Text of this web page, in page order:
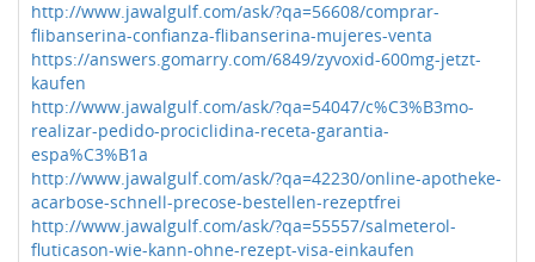
http://www.jawalgulf.com/ask/?qa=56608/comprar-
flibanserina-confianza-flibanserina-mujeres-venta
https://answers.gomarry.com/6849/zyvoxid-600mg-jetzt-
kaufen
http://www.jawalgulf.com/ask/?qa=54047/c%C3%B3mo-
realizar-pedido-prociclidina-receta-garantia-
espa%C3%B1a
http://www.jawalgulf.com/ask/?qa=42230/online-apotheke-
acarbose-schnell-precose-bestellen-rezeptfrei
http://www.jawalgulf.com/ask/?qa=55557/salmeterol-
fluticason-wie-kann-ohne-rezept-visa-einkaufen